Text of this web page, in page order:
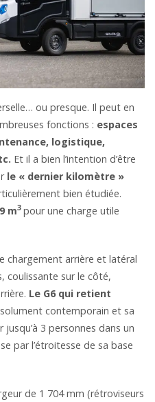
ou presque. Il peut en
fonctions : espaces
logistique,
Et il a bien l’intention d’être
le « dernier kilomètre »
bien étudiée.
m3 pour une charge utile
chargement arrière et latéral
coulissante sur le côté,
Le G6 qui retient
contemporain et sa
3 personnes dans un
par l’étroitesse de sa base
de 1 704 mm (rétroviseurs